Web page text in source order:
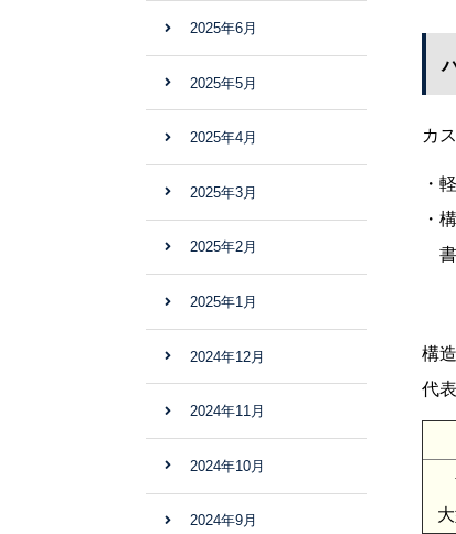
カ
・
・
書
構
代
2025年6月
2025年5月
2025年4月
2025年3月
2025年2月
2025年1月
2024年12月
2024年11月
2024年10月
2024年9月